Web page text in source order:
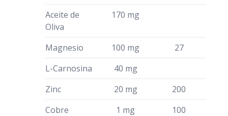
Aceite de
Oliva
170 mg
Magnesio 100 mg
27
L-Carnosina
40 mg
Zinc
20 mg
200
Cobre
1 mg
100